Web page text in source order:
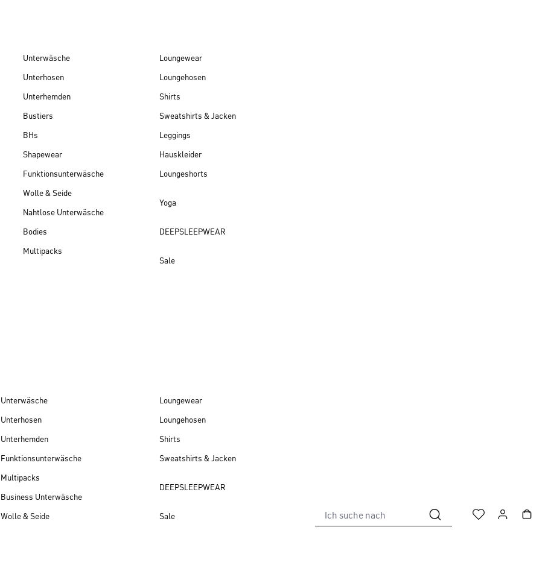
Unterwäsche
Unterhosen
Unterhemden
Bustiers
BHs
Shapewear
Funktionsunterwäsche
Wolle & Seide
Nahtlose Unterwäsche
Bodies
Multipacks
Loungewear
Loungehosen
Shirts
Sweatshirts & Jacken
Leggings
Hauskleider
Loungeshorts
Yoga
DEEPSLEEPWEAR
Sale
Unterwäsche
Unterhosen
Unterhemden
Funktionsunterwäsche
Multipacks
Business Unterwäsche
Wolle & Seide
Loungewear
Loungehosen
Shirts
Sweatshirts & Jacken
DEEPSLEEPWEAR
Sale